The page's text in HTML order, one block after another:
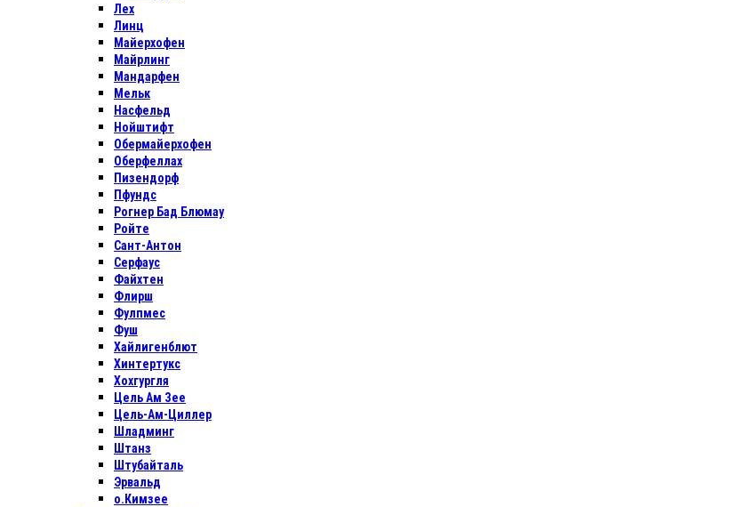
Лех
Линц
Майерхофен
Майрлинг
Мандарфен
Мельк
Насфельд
Нойштифт
Обермайерхофен
Оберфеллах
Пизендорф
Пфундс
Рогнер Бад Блюмау
Ройте
Сант-Антон
Серфаус
Файхтен
Флирш
Фулпмес
Фуш
Хайлигенблют
Хинтертукс
Хохгургля
Цель Ам Зее
Цель-Ам-Циллер
Шладминг
Штанз
Штубайталь
Эрвальд
о.Кимзее